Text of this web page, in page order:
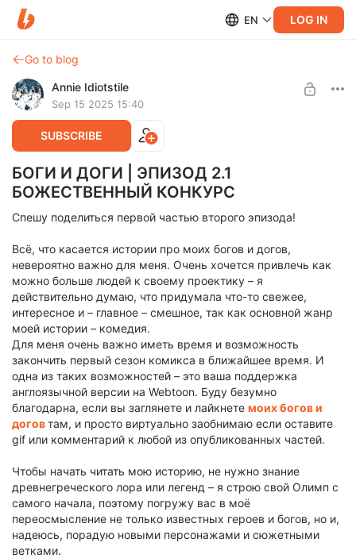
EN LOG IN
Go to blog
Annie Idiotstile
Sep 15 2025 15:40
SUBSCRIBE
БОГИ И ДОГИ | ЭПИЗОД 2.1
БОЖЕСТВЕННЫЙ КОНКУРС
Спешу поделиться первой частью второго эпизода!
Всё, что касается истории про моих богов и догов,
невероятно важно для меня. Очень хочется привлечь как
можно больше людей к своему проектику – я
действительно думаю, что придумала что-то свежее,
интересное и – главное – смешное, так как основной жанр
моей истории – комедия.
Для меня очень важно иметь время и возможность
закончить первый сезон комикса в ближайшее время. И
одна из таких возможностей – это ваша поддержка
англоязычной версии на Webtoon. Буду безумно
благодарна, если вы заглянете и лайкнете моих богов и
договтам, и просто виртуально заобнимаю если оставите
gif или комментарий к любой из опубликованных частей.
Чтобы начать читать мою историю, не нужно знание
древнегреческого лора или легенд – я строю свой Олимп с
самого начала, поэтому погружу вас в моё
переосмысление не только известных героев и богов, но и,
надеюсь, порадую новыми персонажами и сюжетными
ветками.